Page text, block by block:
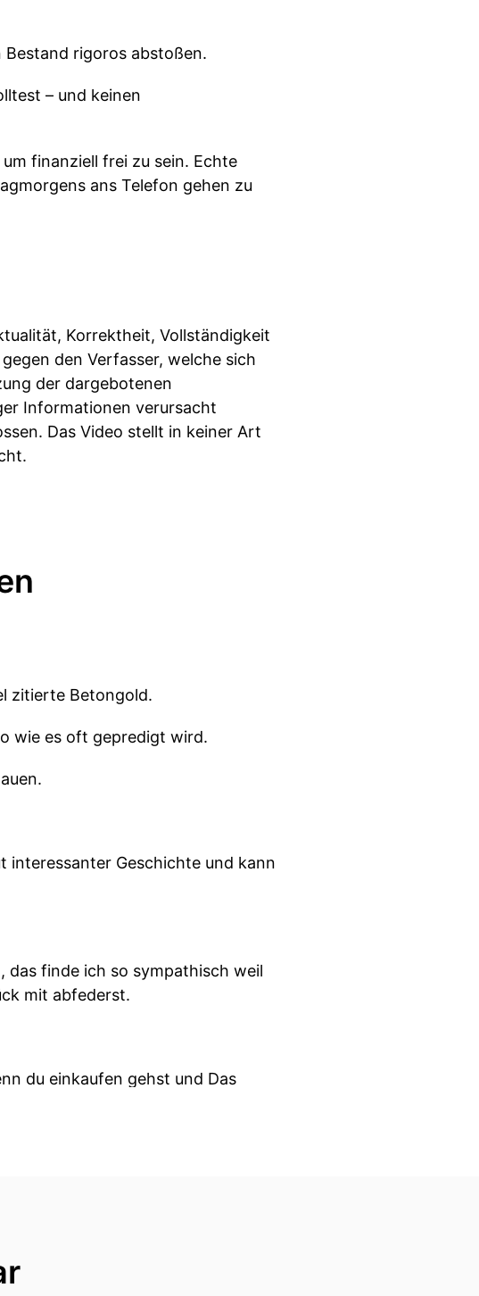
Bestand rigoros abstoßen.
– und keinen
finanziell frei zu sein. Echte
ans Telefon gehen zu
Korrektheit, Vollständigkeit
den Verfasser, welche sich
der dargebotenen
Informationen verursacht
Das Video stellt in keiner Art
zitierte Betongold.
wie es oft gepredigt wird.
interessanter Geschichte und kann
das finde ich so sympathisch weil
mit abfederst.
du einkaufen gehst und Das
und kann dann im Endeffekt den